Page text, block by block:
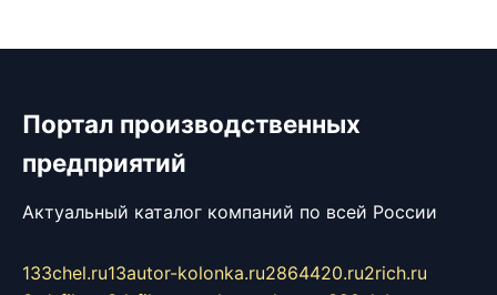
Портал производственных
предприятий
Актуальный каталог компаний по всей России
133chel.ru13autor-kolonka.ru2864420.ru2rich.ru